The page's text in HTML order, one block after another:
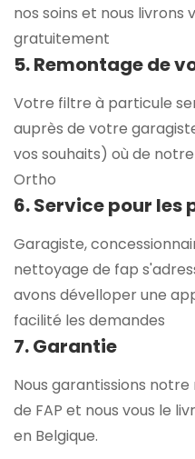
nos soins et nous
gratuitement
5. Remontage de
Votre filtre à particule
auprès de votre
vos souhaits) où de
Ortho
6. Service pour les
Garagiste,
nettoyage de fap
avons dévelloper une
facilité les demandes
7. Garantie
Nous garantissions
de FAP et nous vous le
en Belgique.